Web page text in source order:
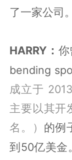
了一家公司。
HARRY： 你
bending
成立于
主要以其开
名。）
的例
到 50亿美金